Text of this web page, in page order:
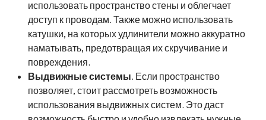
использовать пространство стены и облегчает
доступ к проводам. Также можно использовать
катушки, на которых удлинители можно аккуратно
наматывать, предотвращая их скручивание и
повреждения.
Выдвижные системы. Если пространство
позволяет, стоит рассмотреть возможность
использования выдвижных систем. Это даст